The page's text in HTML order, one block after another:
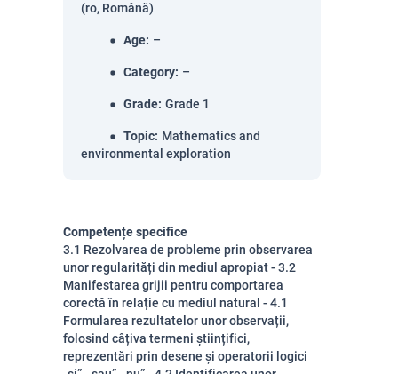
(ro, Română)
Age: –
Category: –
Grade: Grade 1
Topic: Mathematics and
environmental exploration
Competențe specifice
3.1 Rezolvarea de probleme prin observarea
unor regularități din mediul apropiat - 3.2
Manifestarea grijii pentru comportarea
corectă în relație cu mediul natural - 4.1
Formularea rezultatelor unor observații,
folosind câțiva termeni științifici,
reprezentări prin desene și operatorii logici